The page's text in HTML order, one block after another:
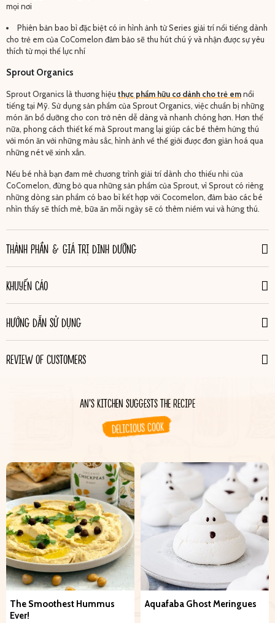
mọi nơi
Phiên bản bao bì đặc biệt có in hình ảnh từ Series giải trí nổi tiếng dành
cho trẻ em của CoComelon đảm bảo sẽ thu hút chú ý và nhận được sự yêu
thích từ mọi thế lực nhí
Sprout Organics
Sprout Organics là thương hiệu thực phẩm hữu cơ dành cho trẻ emnổi
tiếng tại Mỹ. Sử dụng sản phẩm của Sprout Organics, việc chuẩn bị những
món ăn bổ dưỡng cho con trở nên dễ dàng và nhanh chóng hơn. Hơn thế
nữa, phong cách thiết kế mà Sprout mang lại giúp các bé thêm hứng thú
với món ăn với những màu sắc, hình ảnh về thế giới được đơn giản hoá qua
những nét vẽ xinh xắn.
Nếu bé nhà bạn đam mê chương trình giải trí dành cho thiếu nhi của
CoComelon, đừng bỏ qua những sản phẩm của Sprout, vì Sprout có riêng
những dòng sản phẩm có bao bì kết hợp với Cocomelon, đảm bảo các bé
nhìn thấy sẽ thích mê, bữa ăn mỗi ngày sẽ có thêm niềm vui và hứng thú.
THÀNH PHẦN & GIÁ TRỊ DINH DƯỠNG
KHUYẾN CÁO
HƯỚNG DẪN SỬ DỤNG
REVIEW OF CUSTOMERS
AN'S KITCHEN SUGGESTS THE RECIPE
DELICIOUS COOK
The Smoothest Hummus
Ever!
Aquafaba Ghost Meringues